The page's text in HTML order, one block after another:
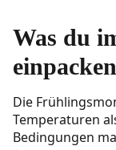
Was du
Die
Temperaturen
Bedingungen